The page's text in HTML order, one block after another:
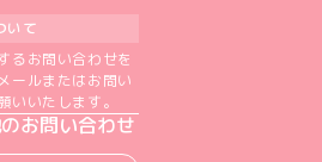
いて
るお問い合わせを
ールまたはお問い
いいたします。
お問い合わせ